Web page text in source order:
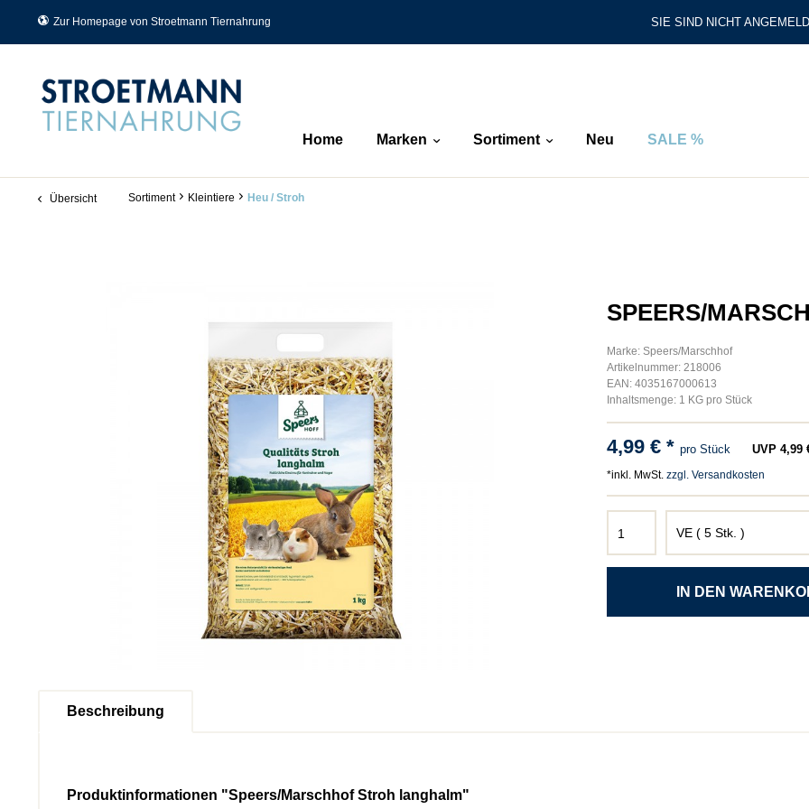
Zur Homepage von Stroetmann Tiernahrung SIE SIND NICHT
Home Marken Sortiment Neu SALE %
Übersicht Sortiment Kleintiere Heu / Stroh
SPEERS/
Marke: Speers/Marschhof
Artikelnummer: 218006
EAN: 4035167000613
Inhaltsmenge: 1 KG pro Stück
4,99 € * pro Stück UVP 4,99
*inkl. MwSt. zzgl. Versandkosten
Beschreibung
Produktinformationen "Speers/Marschhof Stroh langhalm"